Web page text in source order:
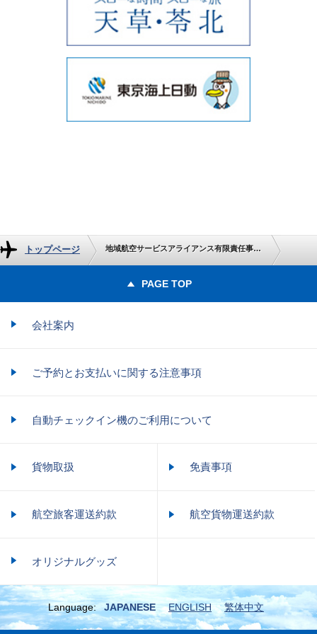
トップページ 地域航空サービスアライアンス有限責任事業組合（EAS LLP） 本邦初 メンバー5 社による系列を超えたコードシェア（共同運航）を開始します
PAGE TOP
会社案内
ご予約とお支払いに関する注意事項
自動チェックイン機のご利用について
貨物取扱 免責事項
航空旅客運送約款 航空貨物運送約款
オリジナルグッズ
Language: JAPANESE ENGLISH 繁体中文